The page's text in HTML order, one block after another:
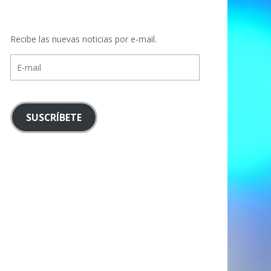
Recibe las nuevas noticias por e-mail.
mail
SUSCRÍBETE